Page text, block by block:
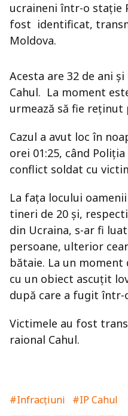
ucraineni într-o stație
fost identificat,
Moldova.
Acesta are 32 de ani
Cahul. La moment
urmează să fie reținut
Cazul a avut loc în
orei 01:25, când
conflict soldat cu
La fața locului
tineri de 20 şi,
din Ucraina, s-ar fi
persoane, ulterior
bătaie. La un
cu un obiect ascuțit
după care a fugit
Victimele au fost
raional Cahul.
#Infracțiuni
#IP Cahul